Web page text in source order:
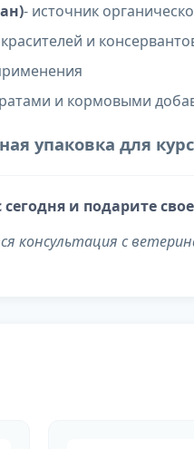
- источник
и
и кормовыми
упаковка для
сегодня и подарите
консультация с